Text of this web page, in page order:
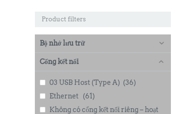
Product filters
Bộ nhớ lưu trữ
Cổng kết nối
03 USB Host (Type A) (36)
Ethernet
(61)
Không có cổng kết nối riêng – hoạt